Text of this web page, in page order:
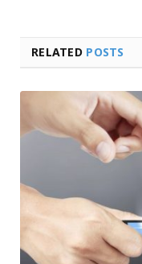
RELATED POSTS